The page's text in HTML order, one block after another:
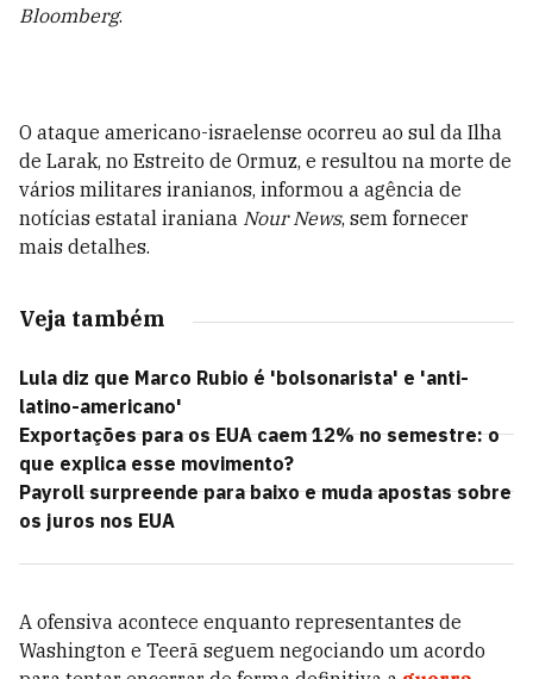
Bloomberg.
O ataque americano-israelense ocorreu ao sul da Ilha
de Larak, no Estreito de Ormuz, e resultou na morte de
vários militares iranianos, informou a agência de
notícias estatal iraniana Nour News, sem fornecer
mais detalhes.
Veja também
Lula diz que Marco Rubio é 'bolsonarista' e 'anti-
latino-americano'
Exportações para os EUA caem 12% no semestre: o
que explica esse movimento?
Payroll surpreende para baixo e muda apostas sobre
os juros nos EUA
A ofensiva acontece enquanto representantes de
Washington e Teerã seguem negociando um acordo